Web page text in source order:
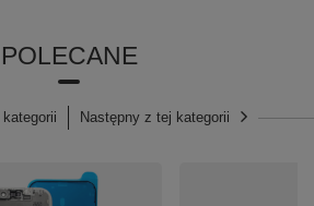
POLECANE
Następny z tej kategorii